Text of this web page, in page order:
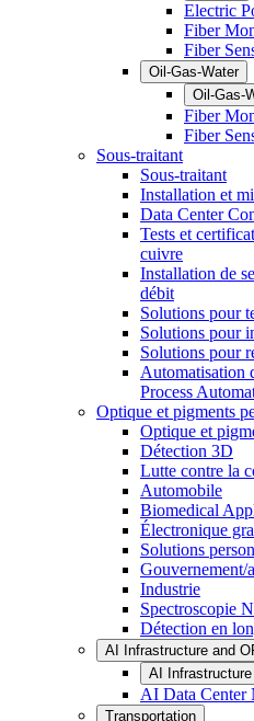
Electric
Fiber
Fiber
Oil-Gas-Water
Oil-Gas-
Fiber
Fiber
Sous-traitant
Sous-traitant
Installation et
Data Center
Tests et
cuivre
Installation de
débit
Solutions pour
Solutions pour
Solutions pour
Automatisation
Process
Optique et pigments
Optique et
Détection 3D
Lutte contre la
Automobile
Biomedical
Électronique
Solutions
Gouvernement/
Industrie
Spectroscopie
Détection en
AI Infrastructure and
AI
AI Data Center
Transportation